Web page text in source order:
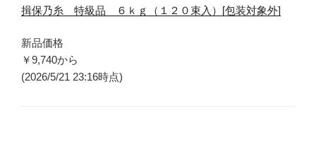
揖保乃糸 特級品 ６ｋｇ（１２０束入）[包装対象外]
新品価格
￥9,740から
(2026/5/21 23:16時点)